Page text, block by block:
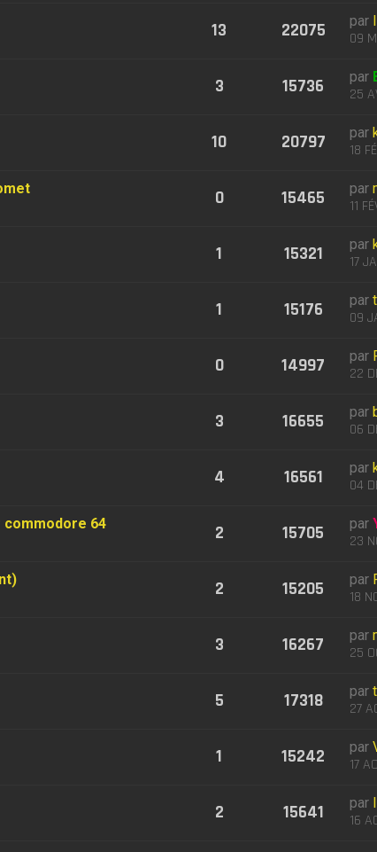
13 22075 par
09
3 15736 par
25
10 20797 par
18
0 15465 par
11
1 15321 par
17
1 15176 par
09
0 14997 par
22
3 16655 par
06
4 16561 par
04
64
2 15705 par
23
2 15205 par
18
3 16267 par
25
5 17318 par
27
1 15242 par
17
2 15641 par
16